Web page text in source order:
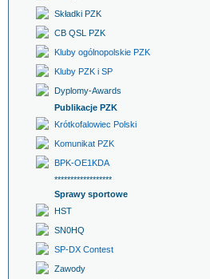
Składki PZK
CB QSL PZK
Kluby ogólnopolskie PZK
Kluby PZK i SP
Dyplomy-Awards
Publikacje PZK
Krótkofalowiec Polski
Komunikat PZK
BPK-OE1KDA
******************
Sprawy sportowe
HST
SN0HQ
SP-DX Contest
Zawody